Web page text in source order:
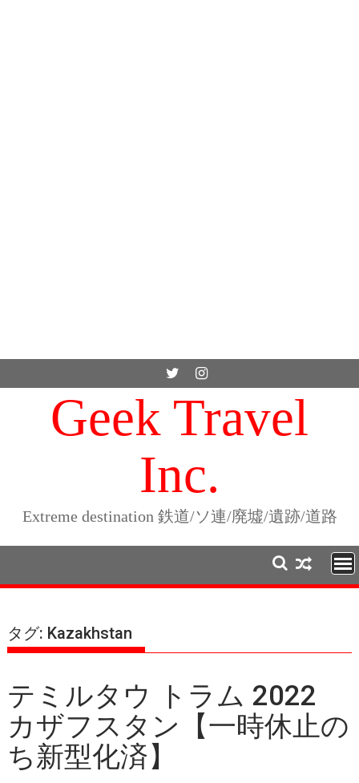
Geek Travel
Inc.
Extreme destination 鉄道/ソ連/廃墟/遺跡/道路
タグ: Kazakhstan
テミルタウ トラム 2022
カザフスタン【一時休止の
ち新型化済】